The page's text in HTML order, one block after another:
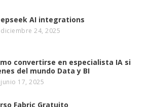
AI integrations
diciembre 24, 2025
convertirse en especialista IA si
del mundo Data y BI
junio 17, 2025
Fabric Gratuito